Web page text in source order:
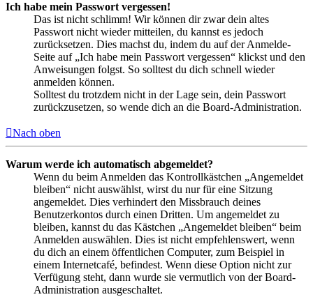
Ich habe mein Passwort vergessen!
Das ist nicht schlimm! Wir können dir zwar dein altes
Passwort nicht wieder mitteilen, du kannst es jedoch
zurücksetzen. Dies machst du, indem du auf der Anmelde-
Seite auf „Ich habe mein Passwort vergessen“ klickst und den
Anweisungen folgst. So solltest du dich schnell wieder
anmelden können.
Solltest du trotzdem nicht in der Lage sein, dein Passwort
zurückzusetzen, so wende dich an die Board-Administration.
Nach oben
Warum werde ich automatisch abgemeldet?
Wenn du beim Anmelden das Kontrollkästchen „Angemeldet
bleiben“ nicht auswählst, wirst du nur für eine Sitzung
angemeldet. Dies verhindert den Missbrauch deines
Benutzerkontos durch einen Dritten. Um angemeldet zu
bleiben, kannst du das Kästchen „Angemeldet bleiben“ beim
Anmelden auswählen. Dies ist nicht empfehlenswert, wenn
du dich an einem öffentlichen Computer, zum Beispiel in
einem Internetcafé, befindest. Wenn diese Option nicht zur
Verfügung steht, dann wurde sie vermutlich von der Board-
Administration ausgeschaltet.